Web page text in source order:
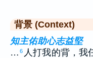
背景 (Context)
知主佑助心志益堅
… 6 人打我的背，我